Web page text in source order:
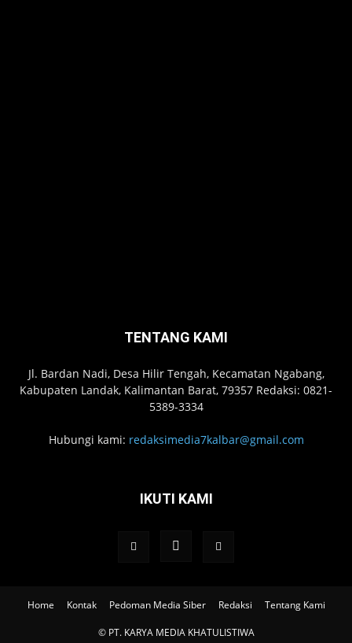
TENTANG KAMI
Jl. Bardan Nadi, Desa Hilir Tengah, Kecamatan Ngabang,
Kabupaten Landak, Kalimantan Barat, 79357 Redaksi: 0821-
5389-3334
Hubungi kami: redaksimedia7kalbar@gmail.com
IKUTI KAMI
Home Kontak Pedoman Media Siber Redaksi Tentang Kami
© PT. KARYA MEDIA KHATULISTIWA